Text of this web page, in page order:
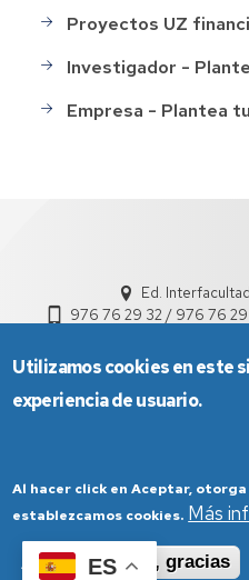
ES
Proyectos UZ
Investigador -
Empresa - Plantea
Ed.
976 76 29 32 / 976 76 29
Aviso Legal
Política de Privacidad
Utilizamos cookies en este
experiencia de usuario.
Al hacer click en Aceptar,
establezcamos cookies. Más
Aceptar
No, gracias